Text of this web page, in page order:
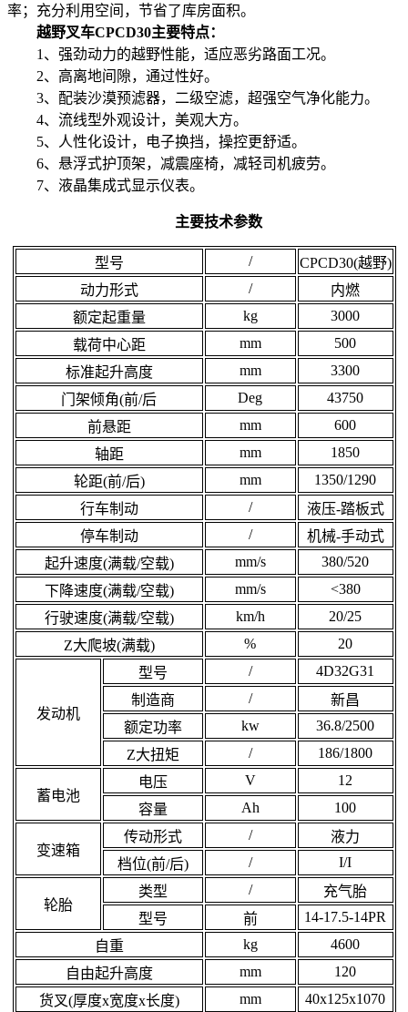
率；充分利用空间，节省了库房面积。
越野叉车CPCD30主要特点：
1、强劲动力的越野性能，适应恶劣路面工况。
2、高离地间隙，通过性好。
3、配装沙漠预滤器，二级空滤，超强空气净化能力。
4、流线型外观设计，美观大方。
5、人性化设计，电子换挡，操控更舒适。
6、悬浮式护顶架，减震座椅，减轻司机疲劳。
7、液晶集成式显示仪表。
主要技术参数
型号 /
CPCD30(越野)
动力形式
/
内燃
额定起重量
kg
3000
载荷中心距
mm
500
标准起升高度
mm
3300
门架倾角(前/后
Deg
43750
前悬距
mm
600
轴距
mm
1850
轮距(前/后)
mm
1350/1290
行车制动
/
液压-踏板式
停车制动
/
机械-手动式
起升速度(满载/空载)
mm/s
380/520
下降速度(满载/空载)
mm/s
<380
行驶速度(满载/空载)
km/h
20/25
Z大爬坡(满载)
% 20
发动机
型号 /
4D32G31
制造商
/
新昌
额定功率
kw
36.8/2500
Z大扭矩
/ 186/1800
蓄电池
电压 V
12
容量
Ah 100
变速箱
传动形式 /
液力
档位(前/后)
/ I/I
轮胎
类型 /
充气胎
型号
前
14-17.5-14PR
自重
kg
4600
自由起升高度
mm
120
货叉(厚度x宽度x长度)
mm 40x125x1070